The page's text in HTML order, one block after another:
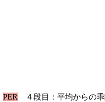
PER ４段目：平均からの